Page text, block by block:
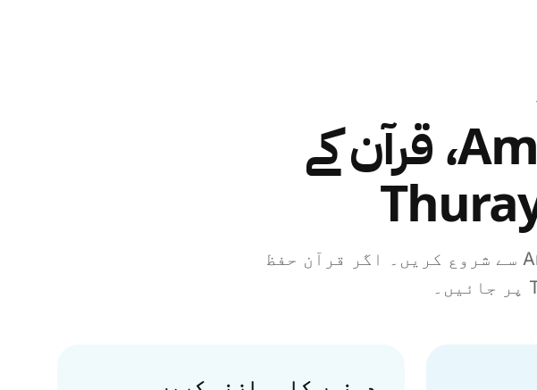
عربی آوازوں کے لیے Amal، قرآن کے
اگر بلند آواز سے عربی پڑھنا مقصد ہے تو Amal سے شروع کریں۔ اگر قرآن حفظ